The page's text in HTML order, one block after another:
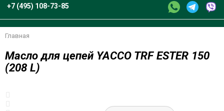
+7 (495) 108-73-85
Главная
Масло для цепей YACCO TRF ESTER 150
(208 L)